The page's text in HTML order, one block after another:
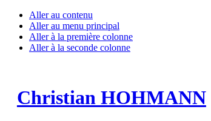
Aller au contenu
Aller au menu principal
Aller à la première colonne
Aller à la seconde colonne
Christian HOHMANN